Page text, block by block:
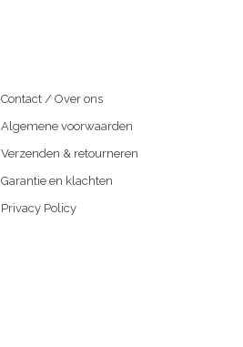
Contact / Over ons
Algemene voorwaarden
Verzenden & retourneren
Garantie en klachten
Privacy Policy